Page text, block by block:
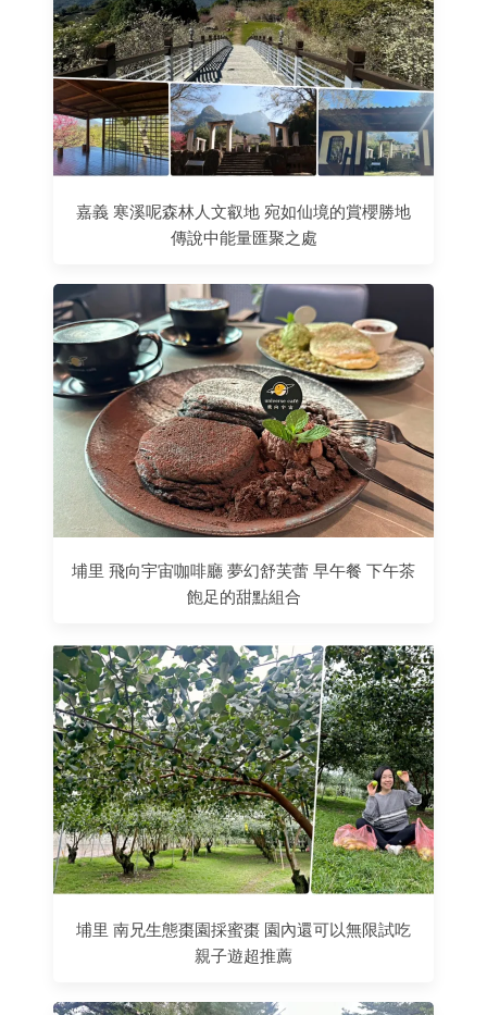
嘉義 寒溪呢森林人文叡地 宛如仙境的賞櫻勝地
傳說中能量匯聚之處
埔里 飛向宇宙咖啡廳 夢幻舒芙蕾 早午餐 下午茶
飽足的甜點組合
埔里 南兄生態棗園採蜜棗 園內還可以無限試吃
親子遊超推薦